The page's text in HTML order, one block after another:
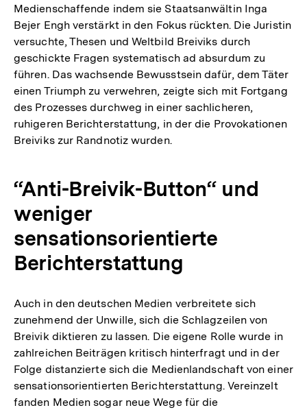
Medienschaffende indem sie Staatsanwältin Inga
Bejer Engh verstärkt in den Fokus rückten. Die Juristin
versuchte, Thesen und Weltbild Breiviks durch
geschickte Fragen systematisch ad absurdum zu
führen. Das wachsende Bewusstsein dafür, dem Täter
einen Triumph zu verwehren, zeigte sich mit Fortgang
des Prozesses durchweg in einer sachlicheren,
ruhigeren Berichterstattung, in der die Provokationen
Breiviks zur Randnotiz wurden.
“Anti-Breivik-Button“ und
weniger
sensationsorientierte
Berichterstattung
Auch in den deutschen Medien verbreitete sich
zunehmend der Unwille, sich die Schlagzeilen von
Breivik diktieren zu lassen. Die eigene Rolle wurde in
zahlreichen Beiträgen kritisch hinterfragt und in der
Folge distanzierte sich die Medienlandschaft von einer
sensationsorientierten Berichterstattung. Vereinzelt
fanden Medien sogar neue Wege für die